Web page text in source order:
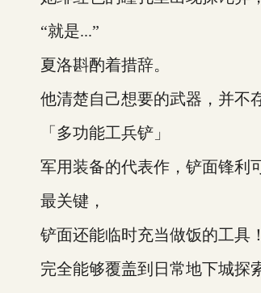
“就是...”
夏洛斟酌着措辞。
他清楚自己想要的武器，并不存
「多功能工兵铲」
军用装备的代表作，铲面锋利可
最关键，
铲面还能临时充当做饭的工具！
完全能够覆盖到日常地下城探索